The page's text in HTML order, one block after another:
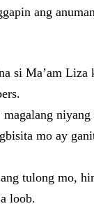
ang
si Ma’am Liza
niyang
mo ay
tulong mo,
loob.